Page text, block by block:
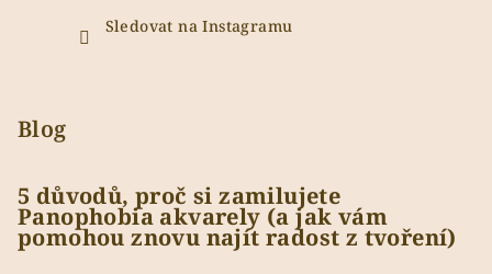
Sledovat na Instagramu
Blog
5 důvodů, proč si zamilujete
Panophobia akvarely (a jak vám
pomohou znovu najít radost z tvoření)